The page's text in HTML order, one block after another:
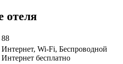
отеля
88
Интернет, Wi-Fi, Беспроводной
Интернет бесплатно